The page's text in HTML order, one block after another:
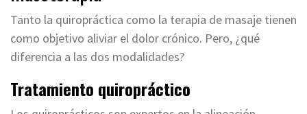
Tanto la quiropráctica como la terapia de masaje tienen
como objetivo aliviar el dolor crónico. Pero, ¿qué
diferencia a las dos modalidades?
Tratamiento quiropráctico